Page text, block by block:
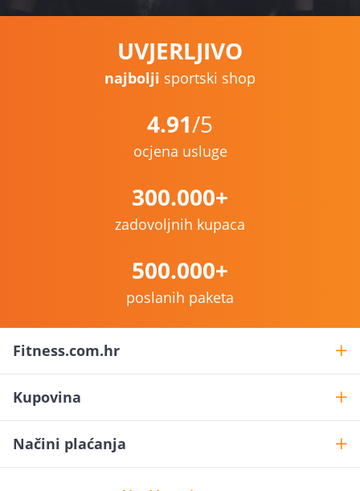
UVJERLJIVO
najbolji sportski shop
4.91/5
ocjena usluge
300.000+
zadovoljnih kupaca
500.000+
poslanih paketa
Fitness.com.hr
Kupovina
Načini plaćanja